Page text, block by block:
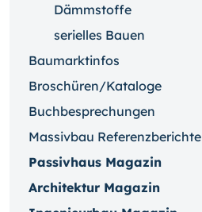
Dämmstoffe
serielles Bauen
Baumarktinfos
Broschüren/Kataloge
Buchbesprechungen
Massivbau Referenzberichte
Passivhaus Magazin
Architektur Magazin